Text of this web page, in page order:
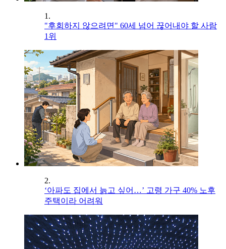
1.
"후회하지 않으려면" 60세 넘어 끊어내야 할 사람
1위
2.
‘아파도 집에서 늙고 싶어…’ 고령 가구 40% 노후
주택이라 어려워